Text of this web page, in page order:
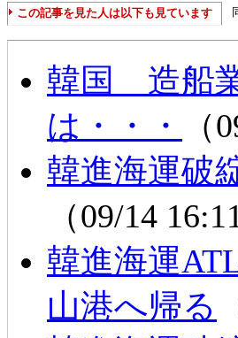
この記事を見た人は以下も見ています
韓国 造船
は・・・
韓進海運
（09/14
韓進海運
山港へ帰る